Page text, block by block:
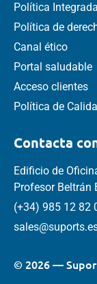
Política
Política de
Canal ético
Portal saludable
Acceso clientes
Política de
Contacta
Edificio de
Profesor Beltrán
(+34) 985 12 82
© 2026 —